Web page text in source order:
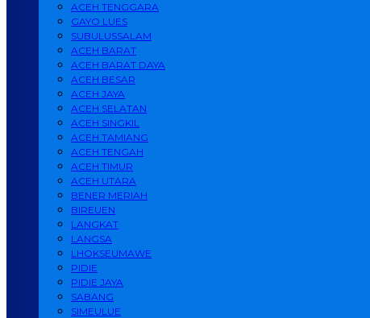
ACEH TENGGARA
GAYO LUES
SUBULUSSALAM
ACEH BARAT
ACEH BARAT DAYA
ACEH BESAR
ACEH JAYA
ACEH SELATAN
ACEH SINGKIL
ACEH TAMIANG
ACEH TENGAH
ACEH TIMUR
ACEH UTARA
BENER MERIAH
BIREUEN
LANGKAT
LANGSA
LHOKSEUMAWE
PIDIE
PIDIE JAYA
SABANG
SIMEULUE